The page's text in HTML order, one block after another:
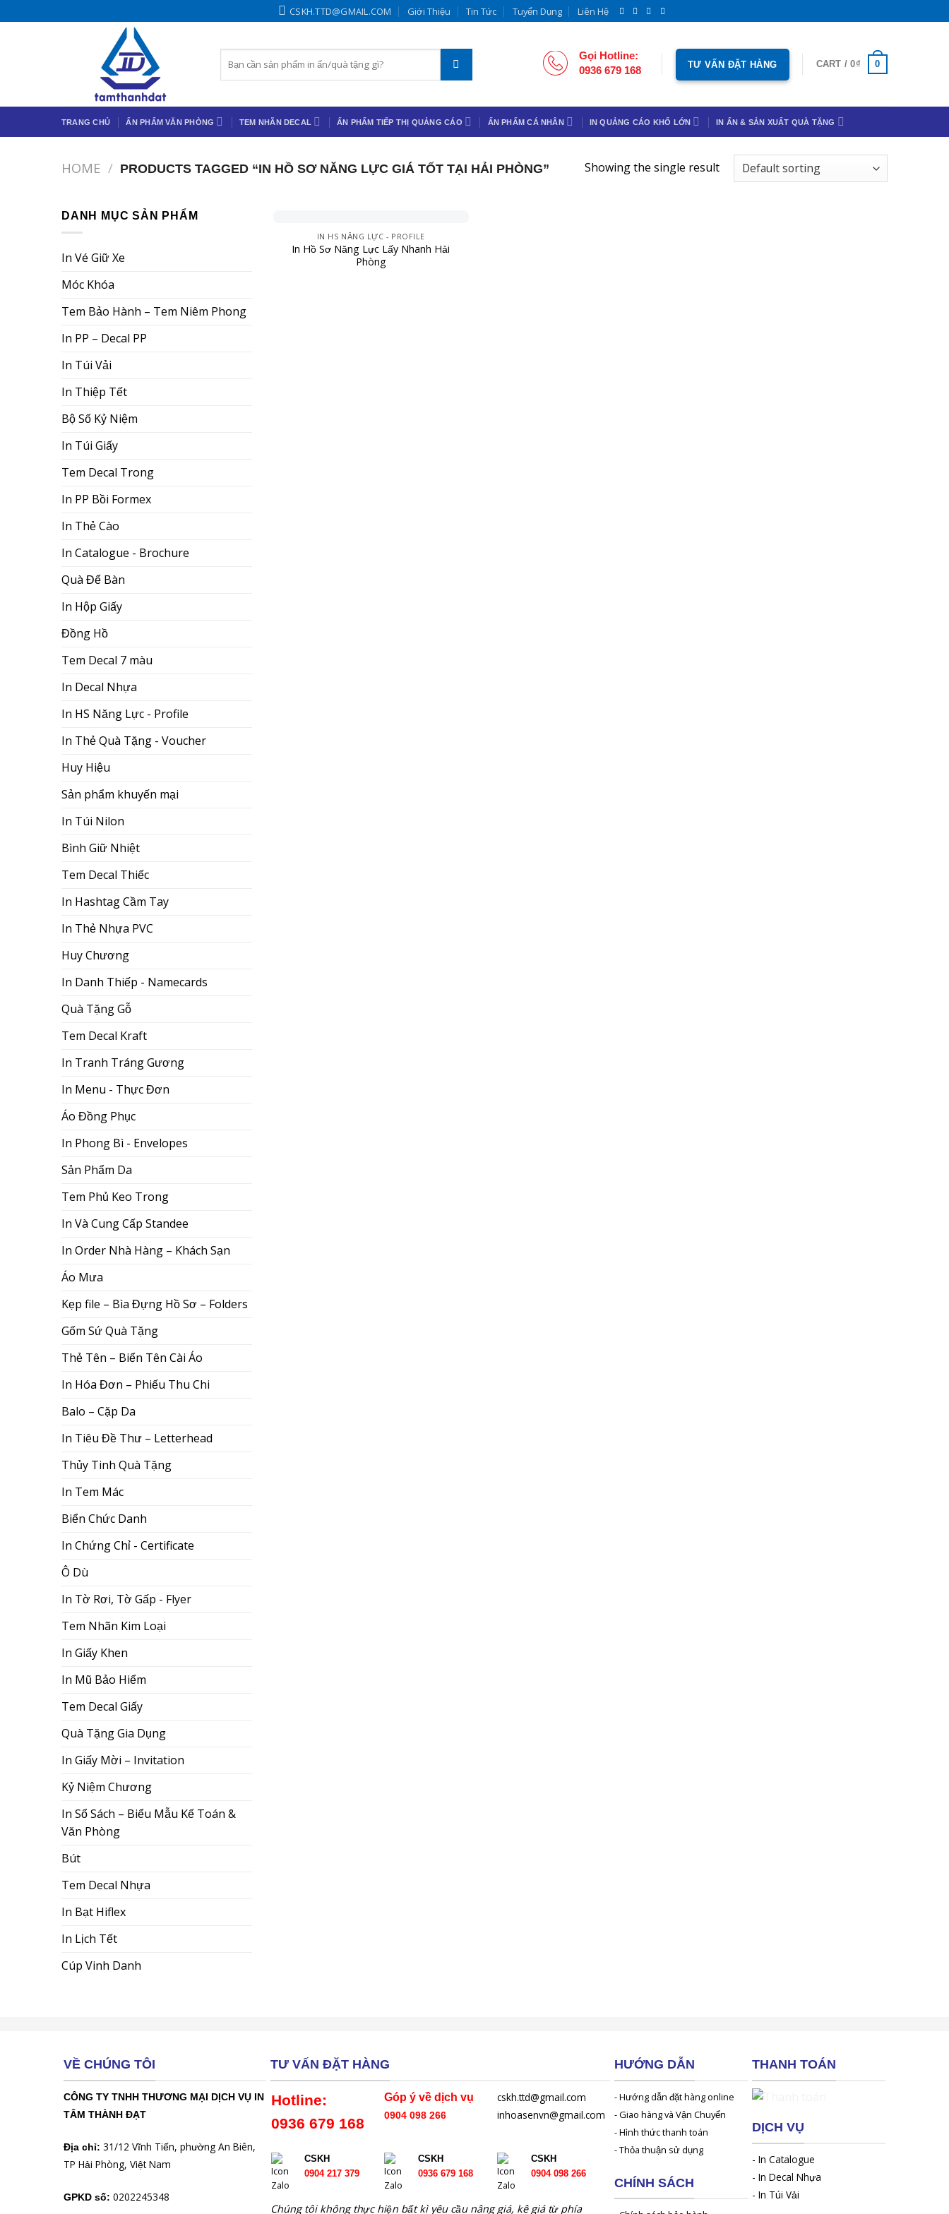
đến
CSKH.TTD@GMAIL.COM Giới Thiệu Tin Tức Tuyển Dụng Liên Hệ
for:
Gọi Hotline:
0936 679 168
TƯ VẤN ĐẶT HÀNG CART /0₫ 0
TRANG CHỦ ẤN PHẨM VĂN PHÒNG TEM NHÃN DECAL ẤN PHẨM TIẾP THỊ QUẢNG CÁO ẤN PHẨM CÁ NHÂN IN QUẢNG CÁO KHỔ LỚN IN ẤN & SẢN XUẤT QUÀ TẶNG
HOME / PRODUCTS TAGGED “IN HỒ SƠ NĂNG LỰC GIÁ TỐT TẠI HẢI PHÒNG” Showing the single result
DANH MỤC SẢN PHẨM
In Vé Giữ Xe
Móc Khóa
Tem Bảo Hành – Tem Niêm Phong
In PP – Decal PP
In Túi Vải
In Thiệp Tết
Bộ Số Kỷ Niệm
In Túi Giấy
Tem Decal Trong
In PP Bồi Formex
In Thẻ Cào
In Catalogue - Brochure
Quà Để Bàn
In Hộp Giấy
Đồng Hồ
Tem Decal 7 màu
In Decal Nhựa
In HS Năng Lực - Profile
In Thẻ Quà Tặng - Voucher
Huy Hiệu
Sản phẩm khuyến mại
In Túi Nilon
Bình Giữ Nhiệt
Tem Decal Thiếc
In Hashtag Cầm Tay
In Thẻ Nhựa PVC
Huy Chương
In Danh Thiếp - Namecards
Quà Tặng Gỗ
Tem Decal Kraft
In Tranh Tráng Gương
In Menu - Thực Đơn
Áo Đồng Phục
In Phong Bì - Envelopes
Sản Phẩm Da
Tem Phủ Keo Trong
In Và Cung Cấp Standee
In Order Nhà Hàng – Khách Sạn
Áo Mưa
Kẹp file – Bìa Đựng Hồ Sơ – Folders
Gốm Sứ Quà Tặng
Thẻ Tên – Biển Tên Cài Áo
In Hóa Đơn – Phiếu Thu Chi
Balo – Cặp Da
In Tiêu Đề Thư – Letterhead
Thủy Tinh Quà Tặng
In Tem Mác
Biển Chức Danh
In Chứng Chỉ - Certificate
Ô Dù
In Tờ Rơi, Tờ Gấp - Flyer
Tem Nhãn Kim Loại
In Giấy Khen
In Mũ Bảo Hiểm
Tem Decal Giấy
Quà Tặng Gia Dụng
In Giấy Mời – Invitation
Kỷ Niệm Chương
In Sổ Sách – Biểu Mẫu Kế Toán &
Văn Phòng
Bút
Tem Decal Nhựa
In Bạt Hiflex
In Lịch Tết
Cúp Vinh Danh
IN HS NĂNG LỰC - PROFILE
In Hồ Sơ Năng Lực Lấy Nhanh Hải
Phòng
VỀ CHÚNG TÔI
CÔNG TY TNHH THƯƠNG MẠI DỊCH VỤ IN
TÂM THÀNH ĐẠT
Địa chỉ: 31/12 Vĩnh Tiến, phường An Biên,
TP Hải Phòng, Việt Nam
GPKD số: 0202245348
TƯ VẤN ĐẶT HÀNG
Hotline:
0936 679 168
Góp ý về dịch vụ
0904 098 266
cskh.ttd@gmail.com
inhoasenvn@gmail.com
CSKH
0904 217 379
CSKH
0936 679 168
CSKH
0904 098 266
Chúng tôi không thực hiện bất kì yêu cầu nâng giá, kê giá từ phía
HƯỚNG DẪN
- Hướng dẫn đặt hàng online
- Giao hàng và Vận Chuyển
- Hình thức thanh toán
- Thỏa thuận sử dụng
CHÍNH SÁCH
THANH TOÁN
DỊCH VỤ
- In Catalogue
- In Decal Nhựa
- In Túi Vải